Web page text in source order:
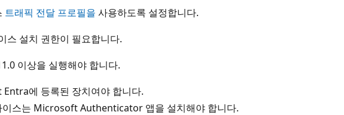
트래픽 전달 프로필을 사용하도록 설정합니다.
스 설치 권한이 필요합니다.
이상을 실행해야 합니다.
에 등록된 장치여야 합니다.
이스는 Microsoft Authenticator 앱을 설치해야 합니다.